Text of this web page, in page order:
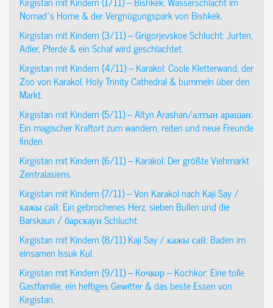
Nomad´s Home & der Vergnügungspark von Bishkek.
Kirgistan mit Kindern (3/11) – Grigorjevskoe Schlucht: Jurten,
Adler, Pferde & ein Schaf wird geschlachtet.
Kirgistan mit Kindern (4/11) – Karakol: Coole Kletterwand, der
Zoo von Karakol, Holy Trinity Cathedral & bummeln über den
Markt.
Kirgistan mit Kindern (5/11) – Altyn Arashan/алтын арашан:
Ein magischer Kraftort zum wandern, reiten und neue Freunde
finden.
Kirgistan mit Kindern (6/11) – Karakol: Der größte Viehmarkt
Zentralasiens.
Kirgistan mit Kindern (7/11) – Von Karakol nach Kaji Say /
кажы сай: Ein gebrochenes Herz, sieben Bullen und die
Barskaun / барскаун Schlucht.
Kirgistan mit Kindern (8/11) Kaji Say / кажы сай: Baden im
einsamen Issuk Kul.
Kirgistan mit Kindern (9/11) – Kочкор – Kochkor: Eine tolle
Gastfamilie, ein heftiges Gewitter & das beste Essen von
Kirgistan.